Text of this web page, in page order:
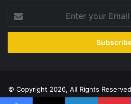
your
Email
© Copyright 2026, All Rights Reserved